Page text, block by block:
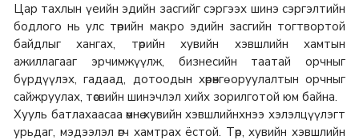
Цар тахлын үеийн эдийн засгийг сэргээх шинэ сэргэлтийн
бодлого нь улс төрийн макро эдийн засгийн тогтвортой
байдлыг хангах, төрийн хувийн хэвшлийн хамтын
ажиллагааг эрчимжүүлж, бизнесийн таатай орчныг
бүрдүүлэх, гадаад, дотоодын хөрөнгө оруулалтын орчныг
сайжруулах, төсвийн шинэчлэл хийх зорилготой юм байна.
Хууль батлахаасаа өмнө хувийн хэвшлийнхнээ хэлэлцүүлэгт
урьдаг, мэдээлэл өгч хамтрах ёстой. Төр, хувийн хэвшлийн